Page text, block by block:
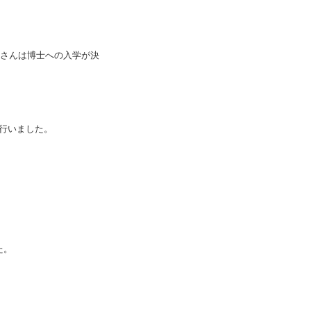
んは博士への入学が決
いました。